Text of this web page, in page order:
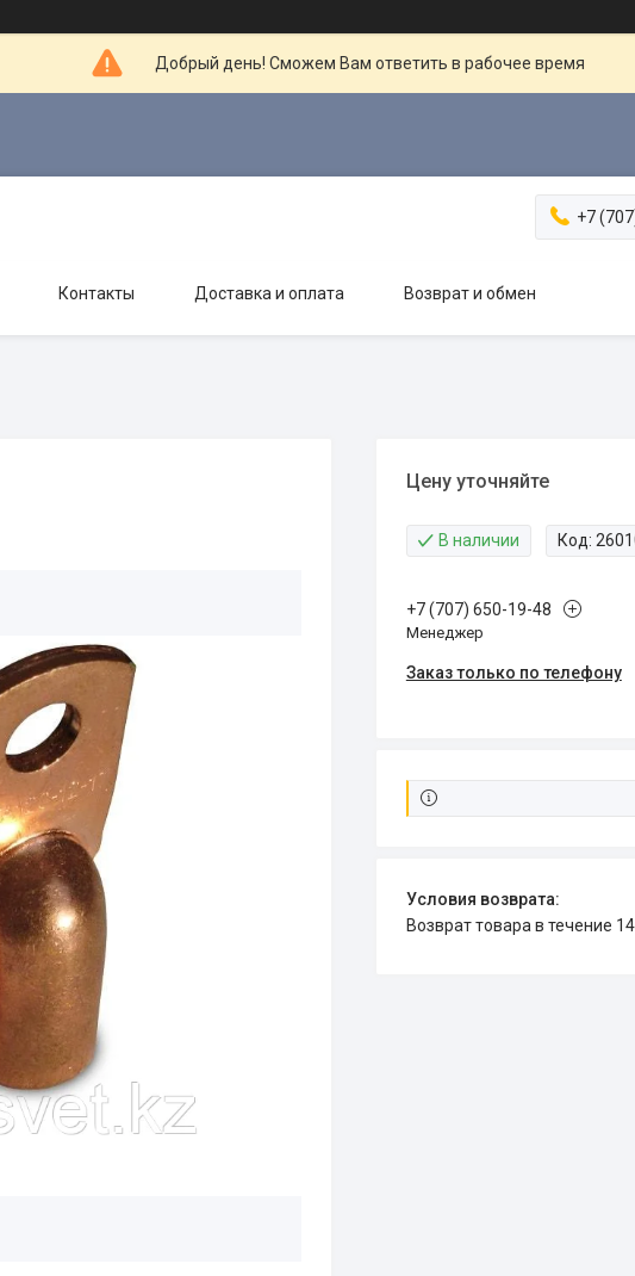
Добрый день! Сможем Вам ответить в рабочее время
+7
Контакты Доставка и оплата Возврат и обмен
Цену уточняйте
В наличии Код:
+7 (707) 650-19-48
Менеджер
Заказ только по телефону
возврат товара в течение